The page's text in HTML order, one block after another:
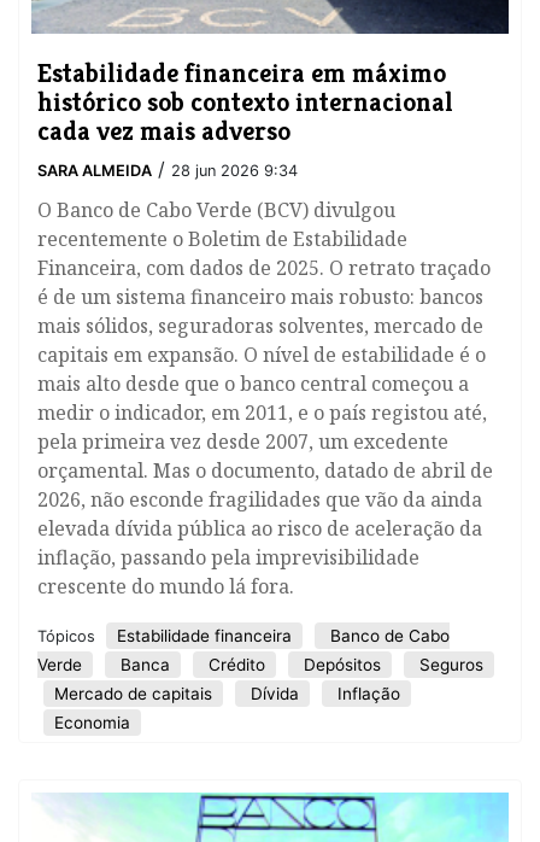
Estabilidade financeira em máximo
histórico sob contexto internacional
cada vez mais adverso
SARA ALMEIDA / 28 jun 2026 9:34
O Banco de Cabo Verde (BCV) divulgou
recentemente o Boletim de Estabilidade
Financeira, com dados de 2025. O retrato traçado
é de um sistema financeiro mais robusto: bancos
mais sólidos, seguradoras solventes, mercado de
capitais em expansão. O nível de estabilidade é o
mais alto desde que o banco central começou a
medir o indicador, em 2011, e o país registou até,
pela primeira vez desde 2007, um excedente
orçamental. Mas o documento, datado de abril de
2026, não esconde fragilidades que vão da ainda
elevada dívida pública ao risco de aceleração da
inflação, passando pela imprevisibilidade
crescente do mundo lá fora.
Tópicos Estabilidade financeira
Banco de Cabo
Verde
Banca Crédito Depósitos
Seguros
Mercado de capitais
Dívida
Inflação
Economia